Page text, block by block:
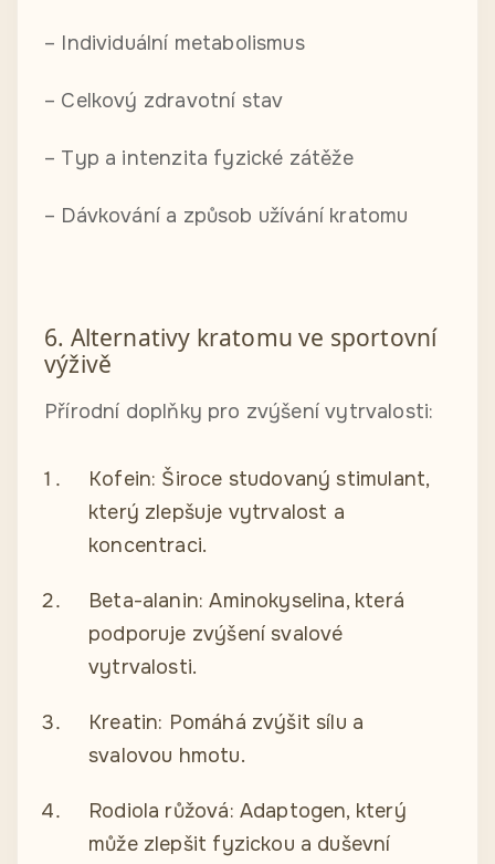
– Individuální metabolismus
– Celkový zdravotní stav
– Typ a intenzita fyzické zátěže
– Dávkování a způsob užívání kratomu
6. Alternativy kratomu ve sportovní
výživě
Přírodní doplňky pro zvýšení vytrvalosti:
Kofein: Široce studovaný stimulant,
který zlepšuje vytrvalost a
koncentraci.
Beta-alanin: Aminokyselina, která
podporuje zvýšení svalové
vytrvalosti.
Kreatin: Pomáhá zvýšit sílu a
svalovou hmotu.
Rodiola růžová: Adaptogen, který
může zlepšit fyzickou a duševní